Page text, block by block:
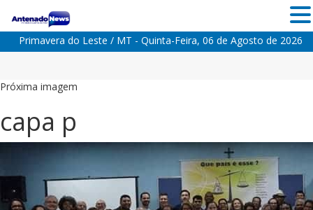
Primavera do Leste / MT - Quinta-Feira, 06 de Agosto de 2026
Próxima imagem
capa p